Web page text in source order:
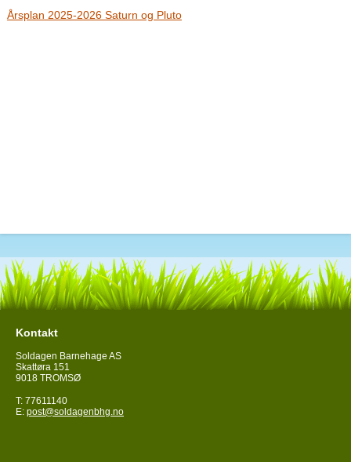
Årsplan 2025-2026 Saturn og Pluto
Kontakt
Soldagen Barnehage AS
Skattøra 151
9018 TROMSØ
T: 77611140
E: post@soldagenbhg.no